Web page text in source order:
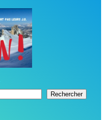
Rechercher